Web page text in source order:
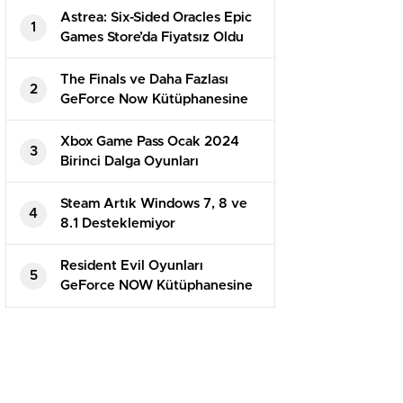
1
Astrea: Six-Sided Oracles Epic
Games Store’da Fiyatsız Oldu
2
The Finals ve Daha Fazlası
GeForce Now Kütüphanesine
Eklendi
3
Xbox Game Pass Ocak 2024
Birinci Dalga Oyunları
Duyuruldu
4
Steam Artık Windows 7, 8 ve
8.1 Desteklemiyor
5
Resident Evil Oyunları
GeForce NOW Kütüphanesine
Ekleniyor